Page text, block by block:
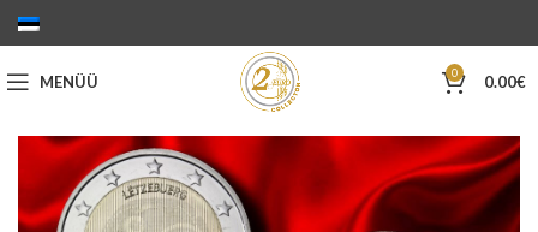
MENÜÜ 0 0.00€